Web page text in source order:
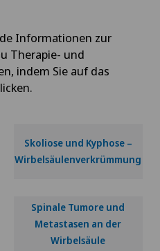
Informationen zur
Therapie- und
indem Sie auf das
Skoliose und Kyphose –
Wirbelsäulenverkrümmung
Spinale Tumore und
Metastasen an der
Wirbelsäule